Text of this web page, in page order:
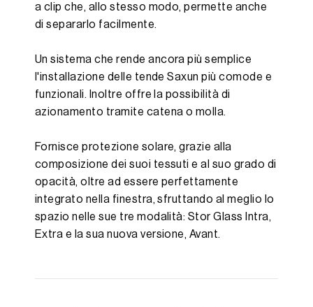
a clip che, allo stesso modo, permette anche
di separarlo facilmente.
Un sistema che rende ancora più semplice
l'installazione delle tende Saxun più comode e
funzionali. Inoltre offre la possibilità di
azionamento tramite catena o molla.
Fornisce protezione solare, grazie alla
composizione dei suoi tessuti e al suo grado di
opacità, oltre ad essere perfettamente
integrato nella finestra, sfruttando al meglio lo
spazio nelle sue tre modalità: Stor Glass Intra,
Extra e la sua nuova versione, Avant.